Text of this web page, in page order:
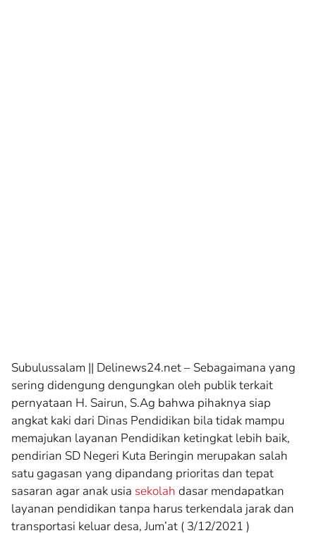
Subulussalam || Delinews24.net – Sebagaimana yang
sering didengung dengungkan oleh publik terkait
pernyataan H. Sairun, S.Ag bahwa pihaknya siap
angkat kaki dari Dinas Pendidikan bila tidak mampu
memajukan layanan Pendidikan ketingkat lebih baik,
pendirian SD Negeri Kuta Beringin merupakan salah
satu gagasan yang dipandang prioritas dan tepat
sasaran agar anak usia sekolah dasar mendapatkan
layanan pendidikan tanpa harus terkendala jarak dan
transportasi keluar desa, Jum’at ( 3/12/2021 )